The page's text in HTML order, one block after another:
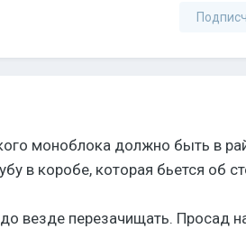
моноблока должно быть в
в коробе, которая бьется об
везде перезачищать. Просад